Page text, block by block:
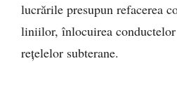
lucrările presupun refacerea
liniilor, înlocuirea
rețelelor subterane.